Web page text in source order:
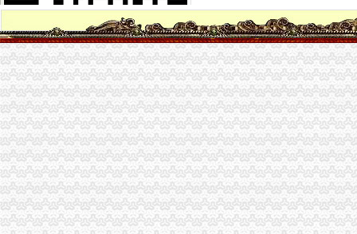
在深圳南山申请进出口权有什么好处深圳其他注册今题网
华侨城代理注册公司南山区白石洲代办营业执照代办个体工商户-一
南山村公司注册_南山村注册公司_南山村代办注册公司_南山村代理公
深圳公司变更：南山前海专业快速免费注册公司.价办理进出口权-
深圳南山代办营业执照,南山申请进出口经营_志趣网
深圳市海鹏进出口贸易南山分公司
南山海外公司注册_南山代办海外公司注册_南山代理海外公司注册-qd8
科技园代理注册公司南山科技园代办营业执照大冲个体工商户-久久信
出口注册公司_出口注册厂家_公司黄页-阿里巴巴
赣州市南山进出口贸易有限公司
南山有代理注册公司吗哪家注册代理公司好_深圳赢态企业咨询_新浪博
【代办深圳南山区申请进出口经营权】价格_厂家_图片-Hc360慧聪网
提供深圳南山进口/深圳南山进口代理/南山进口报关（图）-供应信息-
深圳市南山区科技公司注册流程《官方一览表,深圳市南山区科技公司